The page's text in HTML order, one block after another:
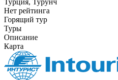
Нет рейтинга
Горящий тур
Туры
Описание
Карта